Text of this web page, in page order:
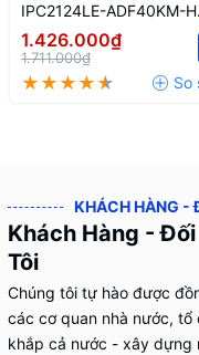
IPC2124LE-ADF40KM-H
Ngoài Trời
1.426.000₫
1.711.000₫
KHÁCH HÀNG -
Khách Hàng -
Tôi
Chúng tôi tự hào được
các cơ quan nhà nước,
khắp cả nước - xây dựng